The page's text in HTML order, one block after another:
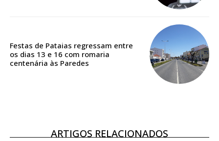
16€
12 meses
assinantes
Festas de Pataias regressam entre
os dias 13 e 16 com romaria
centenária às Paredes
ARTIGOS RELACIONADOS